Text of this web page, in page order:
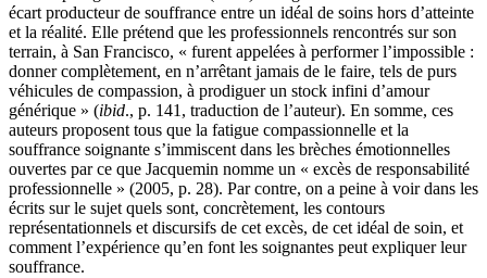
écart producteur de souffrance entre un idéal de soins hors d’atteinte
et la réalité. Elle prétend que les professionnels rencontrés sur son
terrain, à San Francisco, « furent appelées à performer l’impossible :
donner complètement, en n’arrêtant jamais de le faire, tels de purs
véhicules de compassion, à prodiguer un stock infini d’amour
générique » (ibid., p. 141, traduction de l’auteur). En somme, ces
auteurs proposent tous que la fatigue compassionnelle et la
souffrance soignante s’immiscent dans les brèches émotionnelles
ouvertes par ce que Jacquemin nomme un « excès de responsabilité
professionnelle » (2005, p. 28). Par contre, on a peine à voir dans les
écrits sur le sujet quels sont, concrètement, les contours
représentationnels et discursifs de cet excès, de cet idéal de soin, et
comment l’expérience qu’en font les soignantes peut expliquer leur
souffrance.